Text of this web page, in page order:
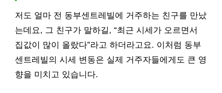
저도 얼마 전 동부센트레빌에 거주하는 친구를 만났
는데요, 그 친구가 말하길, “최근 시세가 오르면서
집값이 많이 올랐다”라고 하더라고요. 이처럼 동부
센트레빌의 시세 변동은 실제 거주자들에게도 큰 영
향을 미치고 있습니다.